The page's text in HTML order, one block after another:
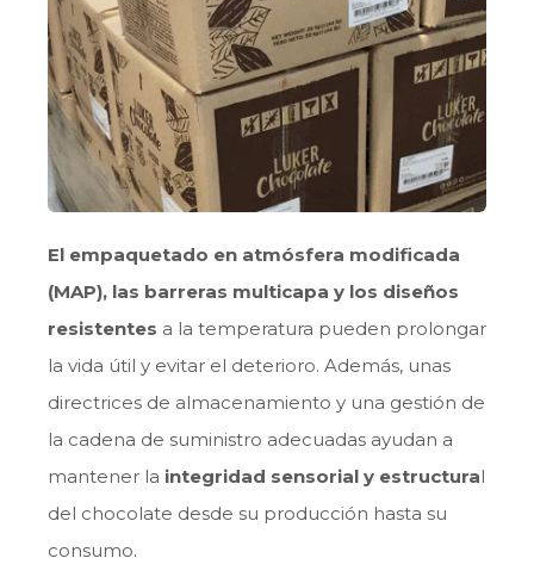
El empaquetado en atmósfera modificada
(MAP), las barreras multicapa y los diseños
resistentes a la temperatura pueden prolongar
la vida útil y evitar el deterioro. Además, unas
directrices de almacenamiento y una gestión de
la cadena de suministro adecuadas ayudan a
mantener la integridad sensorial y estructural
del chocolate desde su producción hasta su
consumo.